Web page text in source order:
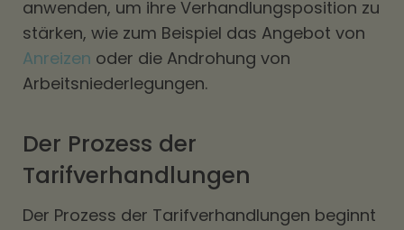
anwenden, um ihre Verhandlungsposition zu
stärken, wie zum Beispiel das Angebot von
Anreizen oder die Androhung von
Arbeitsniederlegungen.
Der Prozess der
Tarifverhandlungen
Der Prozess der Tarifverhandlungen beginnt